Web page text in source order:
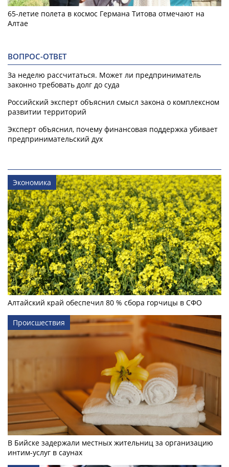
65-летие полета в космос Германа Титова отмечают на
Алтае
ВОПРОС-ОТВЕТ
За неделю рассчитаться. Может ли предприниматель
законно требовать долг до суда
Российский эксперт объяснил смысл закона о комплексном
развитии территорий
Эксперт объяснил, почему финансовая поддержка убивает
предпринимательский дух
Экономика
Алтайский край обеспечил 80 % сбора горчицы в СФО
Происшествия
В Бийске задержали местных жительниц за организацию
интим-услуг в саунах